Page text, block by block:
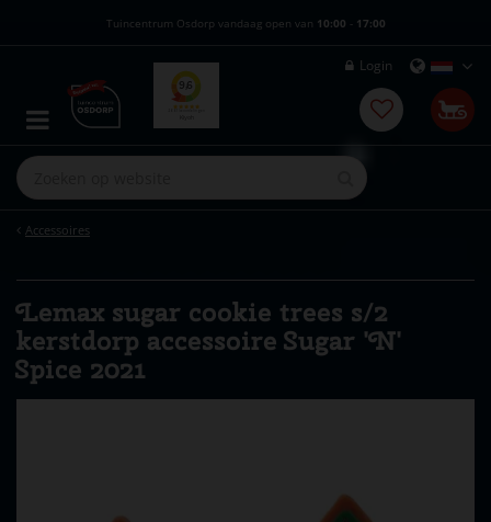
Accessoires
Tuincentrum Osdorp vandaag open van 10:00 - 17:00
Login
Lemax sugar cookie trees s/2
kerstdorp accessoire Sugar 'N'
Spice 2021